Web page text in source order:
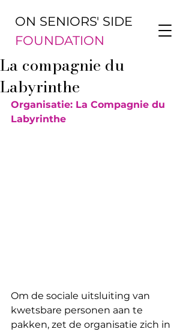
ON SENIORS' SIDE
FOUNDATION
La compagnie du
Labyrinthe
Organisatie: La Compagnie du
Labyrinthe
Om de sociale uitsluiting van
kwetsbare personen aan te
pakken, zet de organisatie zich in